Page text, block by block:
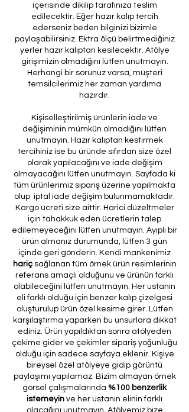
içerisinde dikilip tarafınıza teslim
edilecektir. Eğer hazır kalıp tercih
ederseniz beden bilginizi bizimle
paylaşabilirsiniz. Ektra ölçü belirtmediğiniz
yerler hazır kalıptan kesilecektir. Atölye
girişimizin olmadığını lütfen unutmayın.
Herhangi bir sorunuz varsa, müşteri
temsilcilerimiz her zaman yardıma
hazırdır.
Kişiselleştirilmiş ürünlerin iade ve
değişiminin mümkün olmadığını lütfen
unutmayın. Hazır kalıptan kestirmek
tercihiniz ise bu üründe sıfırdan size özel
olarak yapılacağını ve iade değişim
olmayacağını lütfen unutmayın. Sayfada ki
tüm ürünlerimiz sipariş üzerine yapılmakta
olup iptal iade değişim bulunmamaktadır.
Kargo ücreti size aittir. Harici düzeltmeler
için tahakkuk eden ücretlerin talep
edilemeyeceğini lütfen unutmayın. Ayıplı bir
ürün almanız durumunda, lütfen 3 gün
içinde geri gönderin. Kendi mankenimiz
hariçsağlanan tüm örnek ürün resimlerinin
referans amaçlı olduğunu ve ürünün farklı
olabileceğini lütfen unutmayın. Her ustanın
eli farklı olduğu için benzer kalıp çizelgesi
oluşturulup ürün özel kesime girer. Lütfen
karşılaştırma yaparken bu unsurlara dikkat
ediniz. Ürün yapıldıktan sonra atölyeden
çekime gider ve çekimler sipariş yoğunluğu
olduğu için sadece sayfaya eklenir. Kişiye
bireysel özel atölyeye gidip görüntü
paylaşımı yapılamaz. Bizim olmayan örnek
görsel çalışmalarında %100 benzerlik
istemeyin ve her ustanın elinin farklı
olacağını unutmayın. Atölyemiz bize